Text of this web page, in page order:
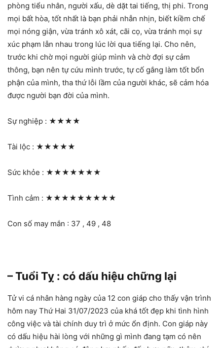
phòng tiểu nhân, người xấu, dè dặt tai tiếng, thị phi. Trong
mọi bất hòa, tốt nhất là bạn phải nhẫn nhịn, biết kiềm chế
mọi nóng giận, vừa tránh xô xát, cãi cọ, vừa tránh mọi sự
xúc phạm lẫn nhau trong lúc lời qua tiếng lại. Cho nên,
trước khi chờ mọi người giúp mình và chờ đợi sự cảm
thông, bạn nên tự cứu mình trước, tự cố gắng làm tốt bổn
phận của mình, tha thứ lỗi lầm của người khác, sẽ cảm hóa
được người bạn đời của mình.
Sự nghiệp : ★★★★
Tài lộc : ★★★★★
Sức khỏe : ★★★★★★★
Tình cảm : ★★★★★★★★★
Con số may mắn : 37 , 49 , 48
– Tuổi Tỵ : có dấu hiệu chững lại
Tử vi cá nhân hàng ngày của 12 con giáp cho thấy vận trình
hôm nay Thứ Hai 31/07/2023 của khá tốt đẹp khi tình hình
công việc và tài chính duy trì ở mức ổn định. Con giáp này
có dấu hiệu hài lòng với những gì mình đang tạm có nên